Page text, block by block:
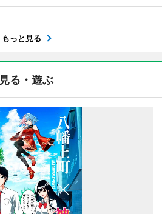
もっと見る
見る・遊ぶ